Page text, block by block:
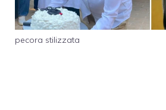
pecora stilizzata